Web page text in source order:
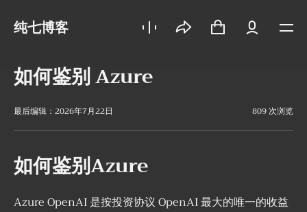
纯七博客
如何鉴别 Azure
最后编辑：2026年7月22日 809 次浏览
如何鉴别Azure
Azure OpenAI 是按投资协议 OpenAI 最大的唯一的收益